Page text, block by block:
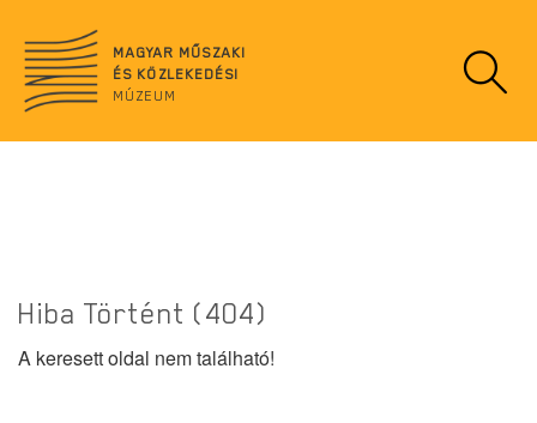
tartalomra
data
MAGYAR MŰSZAKI
ÉS KÖZLEKEDÉSI
MÚZEUM
Hiba Történt (404)
A keresett oldal nem található!